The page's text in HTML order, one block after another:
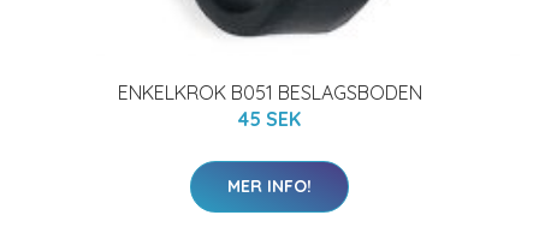
ENKELKROK B051 BESLAGSBODEN
45 SEK
MER INFO!